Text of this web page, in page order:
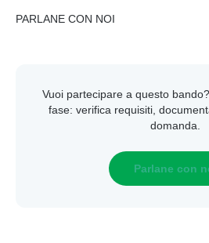
PARLANE CON NOI
Vuoi partecipare a questo
fase: verifica requisiti,
domanda.
Parlane con